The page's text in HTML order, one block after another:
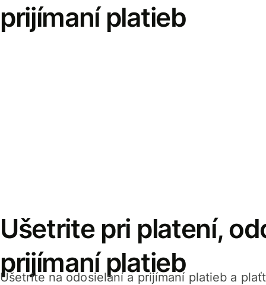
prijímaní platieb
Ušetrite pri platení,
prijímaní platieb
Ušetrite na odosielaní a prijímaní platieb a